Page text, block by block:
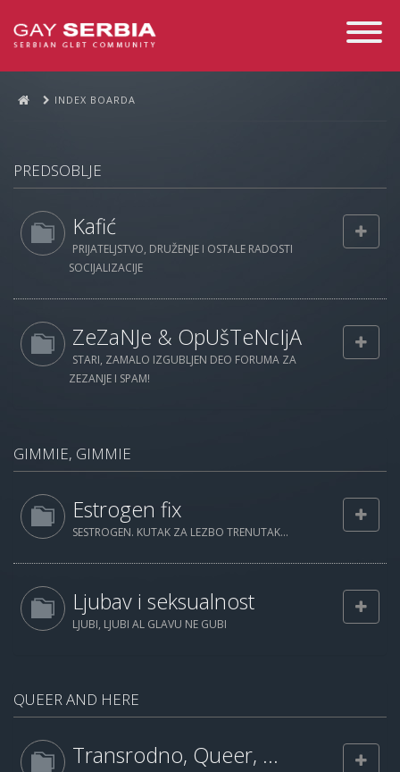
Toggle
INDEX BOARDA
PREDSOBLJE
Kafić
PRIJATELJSTVO, DRUŽENJE I OSTALE RADOSTI
SOCIJALIZACIJE
ZeZaNJe & OpUšTeNcIjA
STARI, ZAMALO IZGUBLJEN DEO FORUMA ZA
ZEZANJE I SPAM!
GIMMIE, GIMMIE
Estrogen fix
SESTROGEN. KUTAK ZA LEZBO TRENUTAK...
Ljubav i seksualnost
LJUBI, LJUBI AL GLAVU NE GUBI
QUEER AND HERE
Transrodno, Queer, ...